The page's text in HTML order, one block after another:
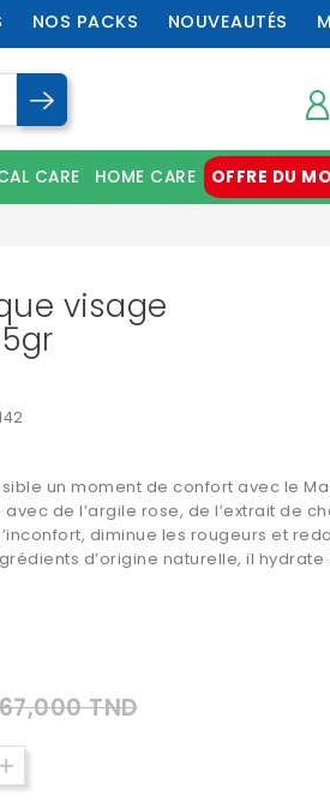
NOS PACKS NOUVEAUTÉS
CARE HOME CARE OFFRE DU
visage
un moment de confort avec le
de l’argile rose, de l’extrait de
diminue les rougeurs et
d’origine naturelle, il
TND